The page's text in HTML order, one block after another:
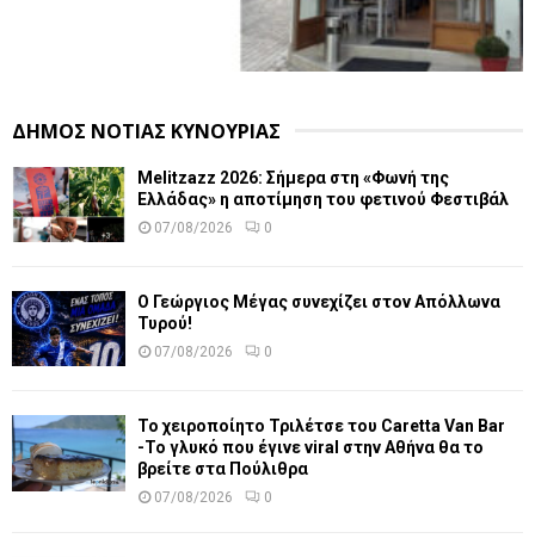
ΔΗΜΟΣ ΝΟΤΙΑΣ ΚΥΝΟΥΡΙΑΣ
Melitzazz 2026: Σήμερα στη «Φωνή της
Ελλάδας» η αποτίμηση του φετινού Φεστιβάλ
07/08/2026 0
Ο Γεώργιος Μέγας συνεχίζει στον Απόλλωνα
Τυρού!
07/08/2026 0
Το χειροποίητο Τριλέτσε του Caretta Van Bar
-Το γλυκό που έγινε viral στην Αθήνα θα το
βρείτε στα Πούλιθρα
07/08/2026 0